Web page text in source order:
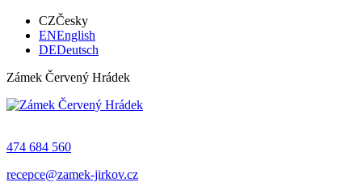
CZČesky
ENEnglish
DEDeutsch
Zámek Červený Hrádek
474 684 560
recepce@zamek-jirkov.cz